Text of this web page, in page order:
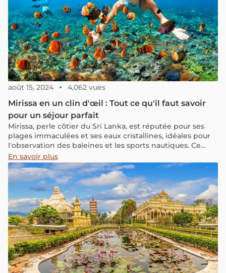
août 15, 2024 4,062 vues
Mirissa en un clin d'œil : Tout ce qu'il faut savoir
pour un séjour parfait
Mirissa, perle côtier du Sri Lanka, est réputée pour ses
plages immaculées et ses eaux cristallines, idéales pour
l'observation des baleines et les sports nautiques. Ce
village pittoresque offre une expérience authentique de
détente et d'aventure au cœur de la nature sri-lankaise.
En savoir plus